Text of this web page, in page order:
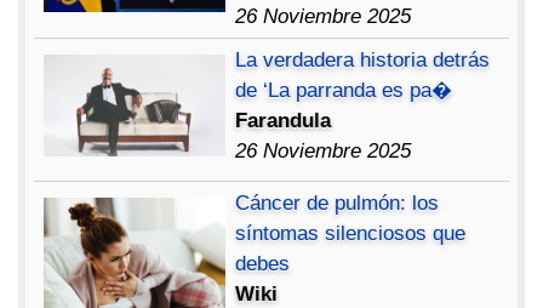
26 Noviembre 2025
La verdadera historia detrás
de ‘La parranda es pa�
Farandula
26 Noviembre 2025
Cáncer de pulmón: los
síntomas silenciosos que
debes
Wiki